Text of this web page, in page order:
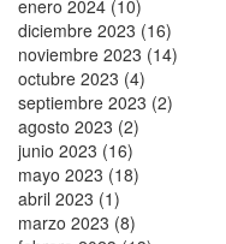
enero 2024 (10)
diciembre 2023 (16)
noviembre 2023 (14)
octubre 2023 (4)
septiembre 2023 (2)
agosto 2023 (2)
junio 2023 (16)
mayo 2023 (18)
abril 2023 (1)
marzo 2023 (8)